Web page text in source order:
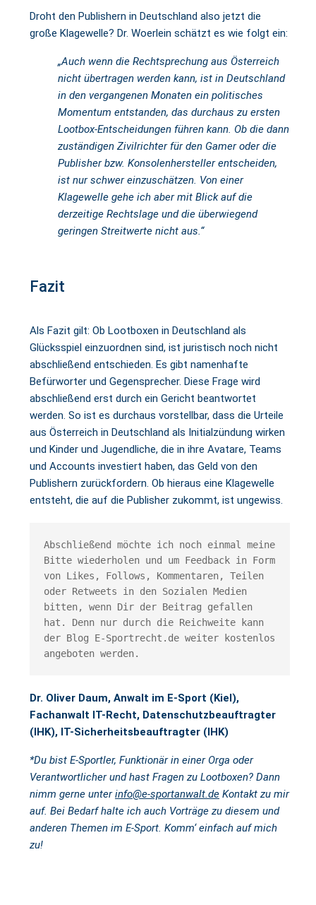
Droht den Publishern in Deutschland also jetzt die
große Klagewelle? Dr. Woerlein schätzt es wie folgt ein:
„Auch wenn die Rechtsprechung aus Österreich
nicht übertragen werden kann, ist in Deutschland
in den vergangenen Monaten ein politisches
Momentum entstanden, das durchaus zu ersten
Lootbox-Entscheidungen führen kann. Ob die dann
zuständigen Zivilrichter für den Gamer oder die
Publisher bzw. Konsolenhersteller entscheiden,
ist nur schwer einzuschätzen. Von einer
Klagewelle gehe ich aber mit Blick auf die
derzeitige Rechtslage und die überwiegend
geringen Streitwerte nicht aus.“
Fazit
Als Fazit gilt: Ob Lootboxen in Deutschland als
Glücksspiel einzuordnen sind, ist juristisch noch nicht
abschließend entschieden. Es gibt namenhafte
Befürworter und Gegensprecher. Diese Frage wird
abschließend erst durch ein Gericht beantwortet
werden. So ist es durchaus vorstellbar, dass die Urteile
aus Österreich in Deutschland als Initialzündung wirken
und Kinder und Jugendliche, die in ihre Avatare, Teams
und Accounts investiert haben, das Geld von den
Publishern zurückfordern. Ob hieraus eine Klagewelle
entsteht, die auf die Publisher zukommt, ist ungewiss.
Abschließend möchte ich noch einmal meine
Bitte wiederholen und um Feedback in Form
von Likes, Follows, Kommentaren, Teilen
oder Retweets in den Sozialen Medien
bitten, wenn Dir der Beitrag gefallen
hat. Denn nur durch die Reichweite kann
der Blog E-Sportrecht.de weiter kostenlos
angeboten werden.
Dr. Oliver Daum, Anwalt im E-Sport (Kiel),
Fachanwalt IT-Recht, Datenschutzbeauftragter
(IHK), IT-Sicherheitsbeauftragter (IHK)
*Du bist E-Sportler, Funktionär in einer Orga oder
Verantwortlicher und hast Fragen zu Lootboxen? Dann
nimm gerne unterinfo@e-sportanwalt.de Kontakt zu mir
auf. Bei Bedarf halte ich auch Vorträge zu diesem und
anderen Themen im E-Sport. Komm‘ einfach auf mich
zu!